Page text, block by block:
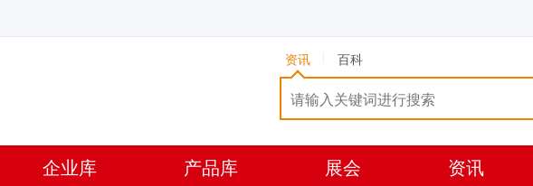
资讯 百科
企业库 产品库 展会 资讯